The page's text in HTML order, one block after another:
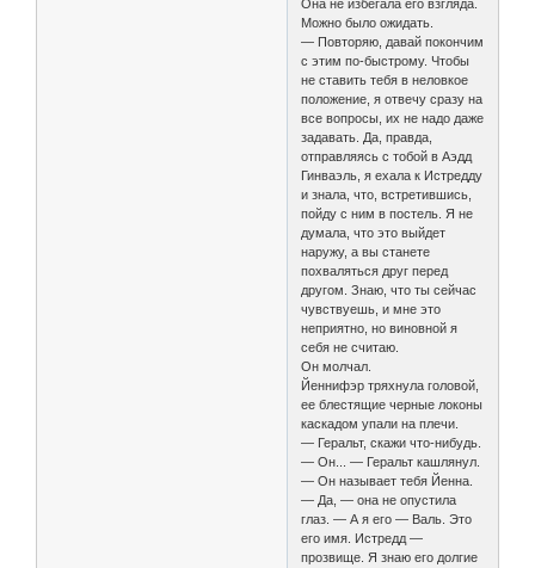
Она не избегала его взгляда.
Можно было ожидать.
— Повторяю, давай покончим
с этим по-быстрому. Чтобы
не ставить тебя в неловкое
положение, я отвечу сразу на
все вопросы, их не надо даже
задавать. Да, правда,
отправляясь с тобой в Аэдд
Гинваэль, я ехала к Истредду
и знала, что, встретившись,
пойду с ним в постель. Я не
думала, что это выйдет
наружу, а вы станете
похваляться друг перед
другом. Знаю, что ты сейчас
чувствуешь, и мне это
неприятно, но виновной я
себя не считаю.
Он молчал.
Йеннифэр тряхнула головой,
ее блестящие черные локоны
каскадом упали на плечи.
— Геральт, скажи что-нибудь.
— Он... — Геральт кашлянул.
— Он называет тебя Йенна.
— Да, — она не опустила
глаз. — А я его — Валь. Это
его имя. Истредд —
прозвище. Я знаю его долгие